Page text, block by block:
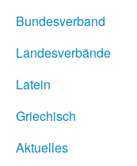
Bundesverband
Landesverbände
Latein
Griechisch
Aktuelles